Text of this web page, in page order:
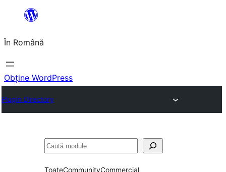
conținut
În Română
Obține WordPress
Plugin Directory
Caută
ToateCommunityCommercial